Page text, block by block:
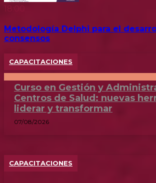
18:00
Metodología Delphi para el
consensos
CAPACITACIONES
Curso en Gestión y
Centros de Salud: nuevas
liderar y transformar
07/08/2026
CAPACITACIONES